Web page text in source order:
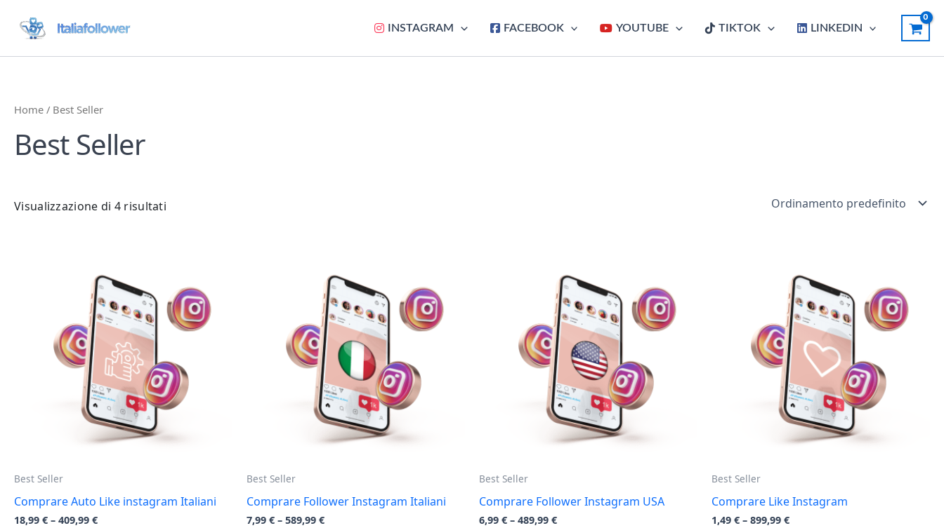
contenuto
INSTAGRAM FACEBOOK YOUTUBE TIKTOK LINKEDIN
Home / Best Seller
Best Seller
Visualizzazione di 4 risultati
Best Seller
Comprare Auto Like instagram Italiani
18,99 € – 409,99 €
Best Seller
Comprare Follower Instagram Italiani
7,99 € – 589,99 €
Best Seller
Comprare Follower Instagram USA
6,99 € – 489,99 €
Best Seller
Comprare Like Instagram
1,49 € – 899,99 €